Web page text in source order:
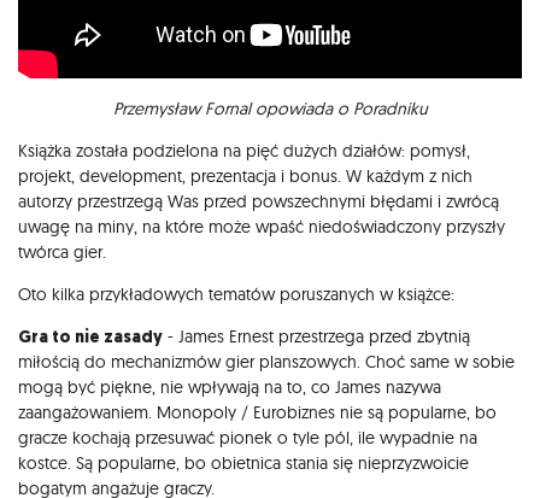
Przemysław Fornal opowiada o Poradniku
Książka została podzielona na pięć dużych działów: pomysł,
projekt, development, prezentacja i bonus. W każdym z nich
autorzy przestrzegą Was przed powszechnymi błędami i zwrócą
uwagę na miny, na które może wpaść niedoświadczony przyszły
twórca gier.
Oto kilka przykładowych tematów poruszanych w książce:
Gra to nie zasady - James Ernest przestrzega przed zbytnią
miłością do mechanizmów gier planszowych. Choć same w sobie
mogą być piękne, nie wpływają na to, co James nazywa
zaangażowaniem. Monopoly / Eurobiznes nie są popularne, bo
gracze kochają przesuwać pionek o tyle pól, ile wypadnie na
kostce. Są popularne, bo obietnica stania się nieprzyzwoicie
bogatym angażuje graczy.